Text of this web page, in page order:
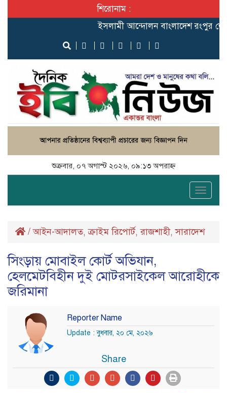
শিরোনাম :
ইসলামী আন্দোলন বাংলাদেশ রংপুর জেলা
শুক্রবার, ০৭ অগাস্ট ২০২৬, ০৯:১৩ অপরাহ্ন
Toggle
/আইন-আদালত,ক্রাইম রিপোর্ট,রাজশাহী,সারাদেশ
সিংড়ায় মোবাইল কোর্ট অভিযান,
হেলমেটবিহীন দুই মোটরসাইকেল আরোহীকে
জরিমানা
Reporter Name
Update : বুধবার, ২০ মে, ২০২৬
Share